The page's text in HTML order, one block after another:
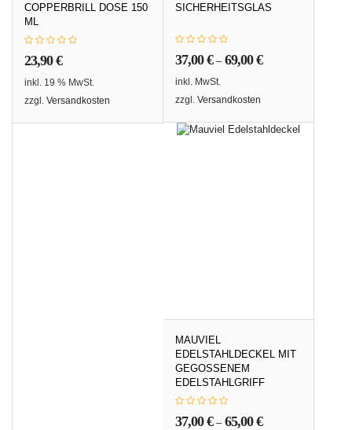
COPPERBRILL DOSE 150
ML
23,90€
inkl. 19 % MwSt.
zzgl. Versandkosten
SICHERHEITSGLAS
37,00€– 69,00€
inkl. MwSt.
zzgl. Versandkosten
MAUVIEL
EDELSTAHLDECKEL MIT
GEGOSSENEM
EDELSTAHLGRIFF
37,00€– 65,00€